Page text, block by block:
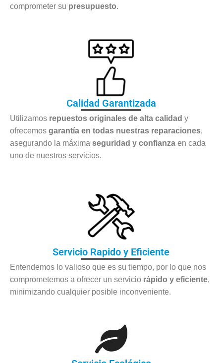
comprometer su presupuesto.
Calidad Garantizada
Utilizamos repuestos originales de alta calidad y
ofrecemos garantía en todas nuestras reparaciones,
asegurando la máxima seguridad y confianza en cada
uno de nuestros servicios.
Servicio Rapido y Eficiente
Entendemos lo valioso que es su tiempo, por lo que nos
comprometemos a ofrecer un servicio rápido y eficiente,
minimizando cualquier posible inconveniente.